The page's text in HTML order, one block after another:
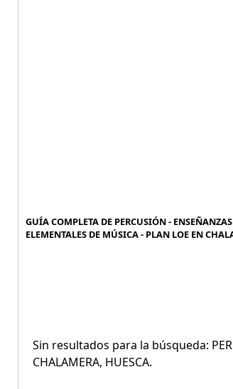
GUÍA COMPLETA DE PERCUSIÓN -
ELEMENTALES DE MÚSICA - PLAN LOE EN
Sin resultados para la búsqueda:
CHALAMERA, HUESCA.